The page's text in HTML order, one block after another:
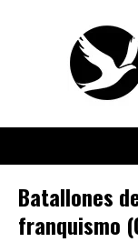
Batallones
franquismo